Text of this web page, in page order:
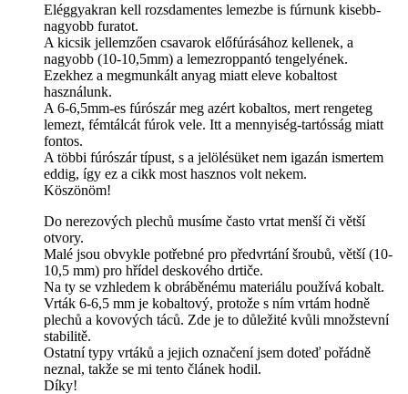
Eléggyakran kell rozsdamentes lemezbe is fúrnunk kisebb-
nagyobb furatot.
A kicsik jellemzően csavarok előfúrásához kellenek, a
nagyobb (10-10,5mm) a lemezroppantó tengelyének.
Ezekhez a megmunkált anyag miatt eleve kobaltost
használunk.
A 6-6,5mm-es fúrószár meg azért kobaltos, mert rengeteg
lemezt, fémtálcát fúrok vele. Itt a mennyiség-tartósság miatt
fontos.
A többi fúrószár típust, s a jelölésüket nem igazán ismertem
eddig, így ez a cikk most hasznos volt nekem.
Köszönöm!
Do nerezových plechů musíme často vrtat menší či větší
otvory.
Malé jsou obvykle potřebné pro předvrtání šroubů, větší (10-
10,5 mm) pro hřídel deskového drtiče.
Na ty se vzhledem k obráběnému materiálu používá kobalt.
Vrták 6-6,5 mm je kobaltový, protože s ním vrtám hodně
plechů a kovových táců. Zde je to důležité kvůli množstevní
stabilitě.
Ostatní typy vrtáků a jejich označení jsem doteď pořádně
neznal, takže se mi tento článek hodil.
Díky!